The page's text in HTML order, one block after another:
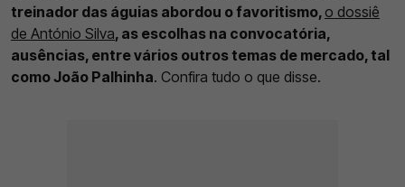
treinador das águias abordou o favoritismo, o dossiê
de António Silva, as escolhas na convocatória,
ausências, entre vários outros temas de mercado, tal
como João Palhinha. Confira tudo o que disse.